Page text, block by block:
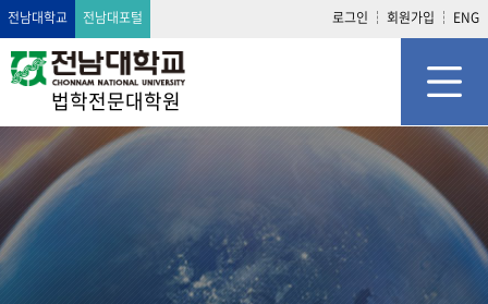
전남대학교 전남대포털 로그인 회원가입 ENG
법학전문대학원